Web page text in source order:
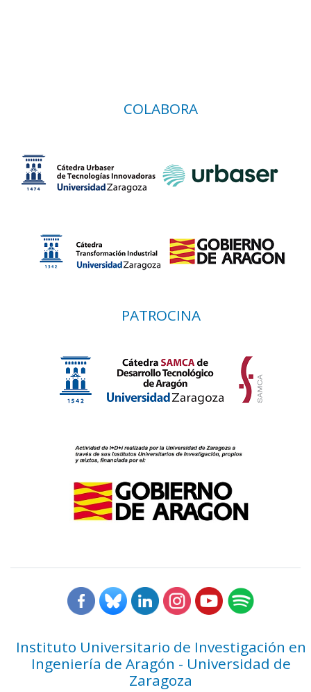
COLABORA
PATROCINA
Instituto Universitario de Investigación en
Ingeniería de Aragón - Universidad de
Zaragoza